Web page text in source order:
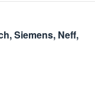
Siemens, Neff,